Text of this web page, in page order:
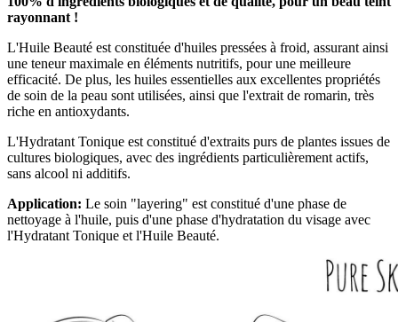
rayonnant !
L'Huile Beauté est constituée d'huiles pressées à froid, assurant ainsi
une teneur maximale en éléments nutritifs, pour une meilleure
efficacité. De plus, les huiles essentielles aux excellentes propriétés
de soin de la peau sont utilisées, ainsi que l'extrait de romarin, très
riche en antioxydants.
L'Hydratant Tonique est constitué d'extraits purs de plantes issues de
cultures biologiques, avec des ingrédients particulièrement actifs,
sans alcool ni additifs.
Application: Le soin "layering" est constitué d'une phase de
nettoyage à l'huile, puis d'une phase d'hydratation du visage avec
l'Hydratant Tonique et l'Huile Beauté.